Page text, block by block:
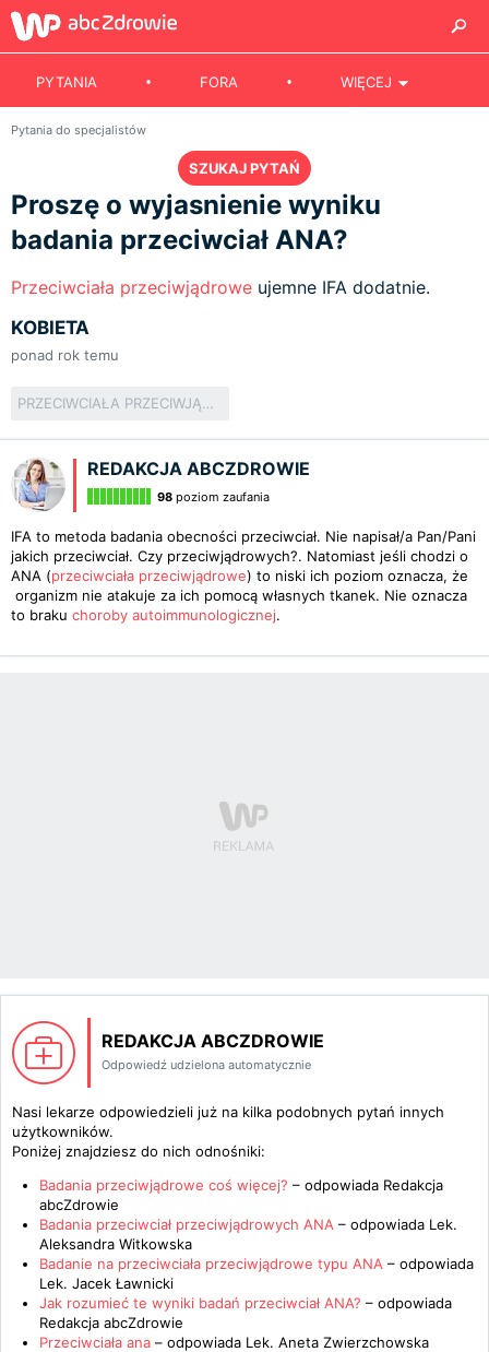
PYTANIA FORA WIĘCEJ
Pytania do specjalistów
SZUKAJ PYTAŃ
Proszę o wyjasnienie wyniku
badania przeciwciał ANA?
Przeciwciała przeciwjądrowe ujemne IFA dodatnie.
KOBIETA
ponad rok temu
PRZECIWCIAŁA PRZECIWJĄDROWE
REDAKCJA ABCZDROWIE
98 poziom zaufania
IFA to metoda badania obecności przeciwciał. Nie napisał/a Pan/Pani
jakich przeciwciał. Czy przeciwjądrowych?. Natomiast jeśli chodzi o
ANA (przeciwciała przeciwjądrowe) to niski ich poziom oznacza, że
organizm nie atakuje za ich pomocą własnych tkanek. Nie oznacza
to braku choroby autoimmunologicznej.
REDAKCJA ABCZDROWIE
Odpowiedź udzielona automatycznie
Nasi lekarze odpowiedzieli już na kilka podobnych pytań innych
użytkowników.
Poniżej znajdziesz do nich odnośniki:
Badania przeciwjądrowe coś więcej? – odpowiada Redakcja
abcZdrowie
Badania przeciwciał przeciwjądrowych ANA – odpowiada Lek.
Aleksandra Witkowska
Badanie na przeciwciała przeciwjądrowe typu ANA – odpowiada
Lek. Jacek Ławnicki
Jak rozumieć te wyniki badań przeciwciał ANA? – odpowiada
Redakcja abcZdrowie
Przeciwciała ana – odpowiada Lek. Aneta Zwierzchowska